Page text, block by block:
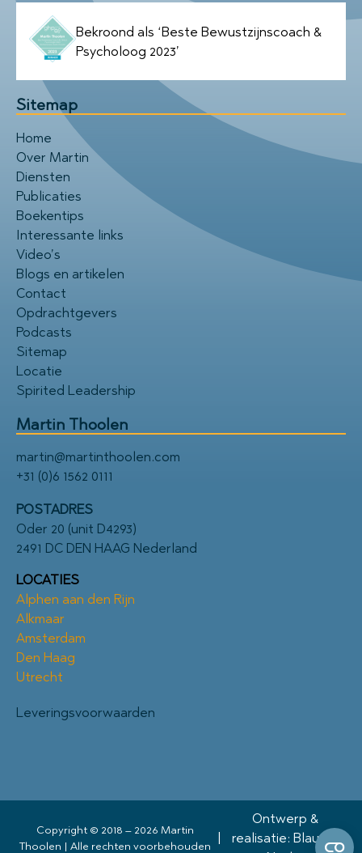
Bekroond als ‘Beste Bewustzijnscoach &
Psycholoog 2023’
Sitemap
Home
Over Martin
Diensten
Publicaties
Boekentips
Interessante links
Video’s
Blogs en artikelen
Contact
Opdrachtgevers
Podcasts
Sitemap
Locatie
Spirited Leadership
Martin Thoolen
martin@martinthoolen.com
+31 (0)6 1562 0111
POSTADRES
Oder 20 (unit D4293)
2491 DC DEN HAAG Nederland
LOCATIES
Alphen aan den Rijn
Alkmaar
Amsterdam
Den Haag
Utrecht
Leveringsvoorwaarden
Copyright © 2018 – 2026 Martin
Thoolen | Alle rechten voorbehouden
|
Ontwerp &
realisatie: Blauwe